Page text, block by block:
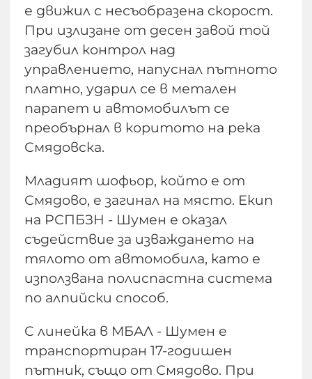
е движил с несъобразена скорост.
При излизане от десен завой той
загубил контрол над
управлението, напуснал пътното
платно, ударил се в метален
парапет и автомобилът се
преобърнал в коритото на река
Смядовска.
Младият шофьор, който е от
Смядово, е загинал на място. Екип
на РСПБЗН - Шумен е оказал
съдействие за изваждането на
тялото от автомобила, като е
използвана полиспастна система
по алпийски способ.
С линейка в МБАЛ - Шумен е
транспортиран 17-годишен
пътник, също от Смядово. При